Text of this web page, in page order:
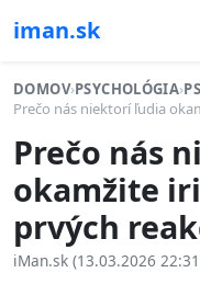
iman.sk
DOMOV›PSYCHOLÓGIA›
Prečo nás niektorí ľudia
Prečo nás
okamžite
prvých
iMan.sk (13.03.2026